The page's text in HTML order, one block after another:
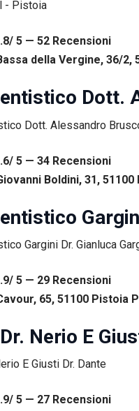
5 — 52 Recensioni
della Vergine, 36/2,
Dott.
5 — 34 Recensioni
Boldini, 31,
5 — 29 Recensioni
65, 51100 Pistoia
Nerio E
5 — 27 Recensioni